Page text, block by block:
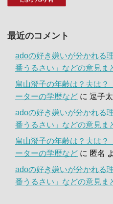
最近のコメント
adoの好き嫌いが分かれる
番うるさい」などの意見ま
畠山澄子の年齢は？夫は
ーターの学歴など に 逗子
adoの好き嫌いが分かれる
番うるさい」などの意見ま
畠山澄子の年齢は？夫は
ーターの学歴など に 匿名
adoの好き嫌いが分かれる
番うるさい」などの意見ま